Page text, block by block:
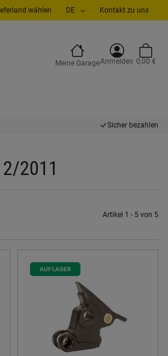
wählen DE Kontakt zu uns
Meine GarageAnmelden 0,00 €
Sicher bezahlen
2011
Artikel 1 - 5 von 5
AUF LAGER